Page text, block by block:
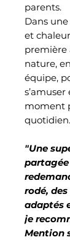
parents.
Dans
et
première
nature,
équipe,
moment
quotidien.
"Une
rodé,
adaptés
je
Mention